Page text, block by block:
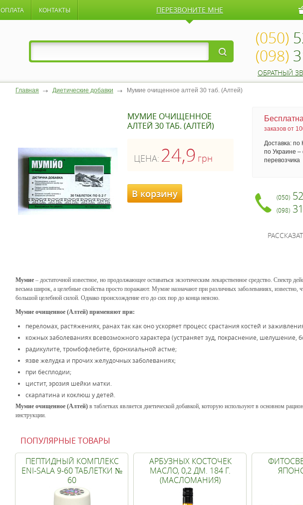
ОПЛАТА КОНТАКТЫ ПЕРЕЗВОНИТЕ МНЕ
(050)
(098)
ОБРАТНЫЙ
Главная Диетические добавки Мумие очищенное алтей 30 таб. (Алтей)
МУМИЕ ОЧИЩЕННОЕ
АЛТЕЙ 30 ТАБ. (АЛТЕЙ)
ЦЕНА: 24,9 грн
В корзину
заказов от
Доставка: по
по Украине
перевозчика
(050)
(098)
Мумие – достаточной известное, но продолжающее оставаться экзотическим лекарственное средство. Спектр
весьма широк, а целебные свойства просто поражают. Мумие назначают при различных заболеваниях, известно,
большой целебной силой. Однако происхождение его до сих пор до конца неясно.
Мумие очищенное (Алтей) применяют при:
переломах, растяжениях, ранах так как оно ускоряет процесс срастания костей и
кожных заболеваниях всевозможного характера (устраняет зуд, покраснение, шелушение,
радикулите, тромбофлебите, бронхиальной астме;
язве желудка и прочих желудочных заболеваниях;
при бесплодии;
цистит, эрозия шейки матки.
скарлатина и коклюш у детей.
Мумие очищенное (Алтей) в таблетках является диетической добавкой, которую используют в основном
инструкции.
ПОПУЛЯРНЫЕ ТОВАРЫ
ПЕПТИДНЫЙ КОМПЛЕКС
ENI-SALA 9-60 ТАБЛЕТКИ №
60
АРБУЗНЫХ КОСТОЧЕК
МАСЛО, 0,2 ДМ. 184 Г.
(МАСЛОМАНИЯ)